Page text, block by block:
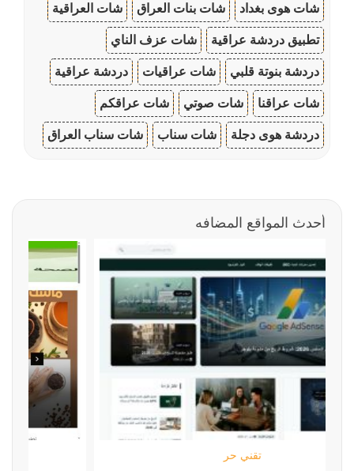
شات هوى بغداد شات بنات العراق شات العراقية
تطبيق دردشة عراقية شات عزف الناي
دردشة بنوتة قلبي شات عراقيات دردشة عراقية
شات عراقنا شات صوتي شات عراقكم
دردشة هوى دجلة شات سناب شات سناب العراق
أحدث المواقع المضافه